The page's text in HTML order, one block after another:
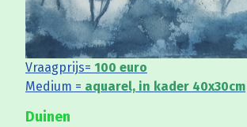
Vraagprijs= 100 euro
Medium = aquarel, in kader 40x30cm
Duinen